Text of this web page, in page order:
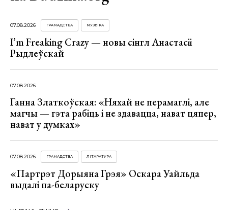
07.08.2026 ГРАМАДСТВА МУЗЫКА
I’m Freaking Crazy — новы сінгл Анастасіі
Рыдлеўскай
07.08.2026
Ганна Златкоўская: «Няхай не перамаглі, але
магчы — гэта рабіць і не здавацца, нават цяпер,
нават у думках»
07.08.2026 ГРАМАДСТВА ЛІТАРАТУРА
«Партрэт Дорыяна Грэя» Оскара Уайльда
выдалі па-беларуску